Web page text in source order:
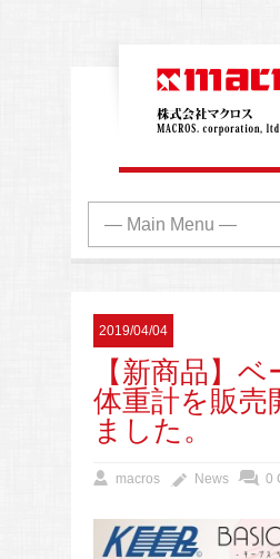
2019/04/04
【新商品】ベ
体重計を販売
ました。
macros News 0